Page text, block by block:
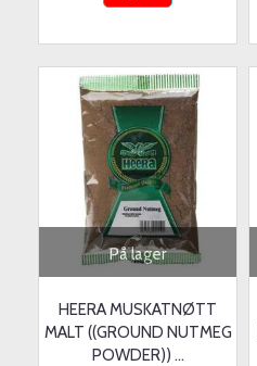
På lager
HEERA MUSKATNØTT
MALT ((GROUND NUTMEG
POWDER)) ...